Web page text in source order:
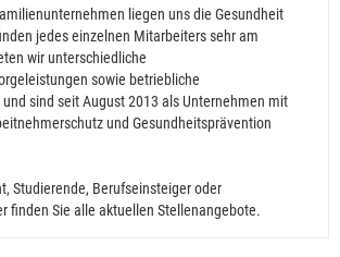
liegen uns die Gesundheit
jedes einzelnen Mitarbeiters sehr am
wir unterschiedliche
sowie betriebliche
sind seit August 2013 als Unternehmen mit
und Gesundheitsprävention
Studierende, Berufseinsteiger oder
finden Sie alle aktuellen Stellenangebote.